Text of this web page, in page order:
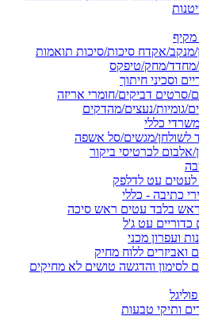
מקיף
מנקב/אקדח סיכות/סיכות תואמות
מחדד/מחק/טיפקס
וסכיני חיתוך
סרטים דביקים/חומרי אריזה
גומיות/נעצים/מהדקים
כללי
לשולחן/מגשים/סל אשפה
אלבום לכרטיסי ביקור
לעטים עט לדלפק
כתיבה - כללי
בלבד עטים ראש סיכה
כדוריים עט ג'ל
ועפרון מכני
ואביזרים ללוח מחיק
לסימון והדגשה טושים לא מחיקים
ותיקי טבעות